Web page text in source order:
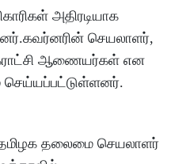
அதிரடியாக
செயலாளர்,
ஆணையர்கள் என
செய்யப்பட்டுள்ளனர்.
தலைமை செயலாளர்